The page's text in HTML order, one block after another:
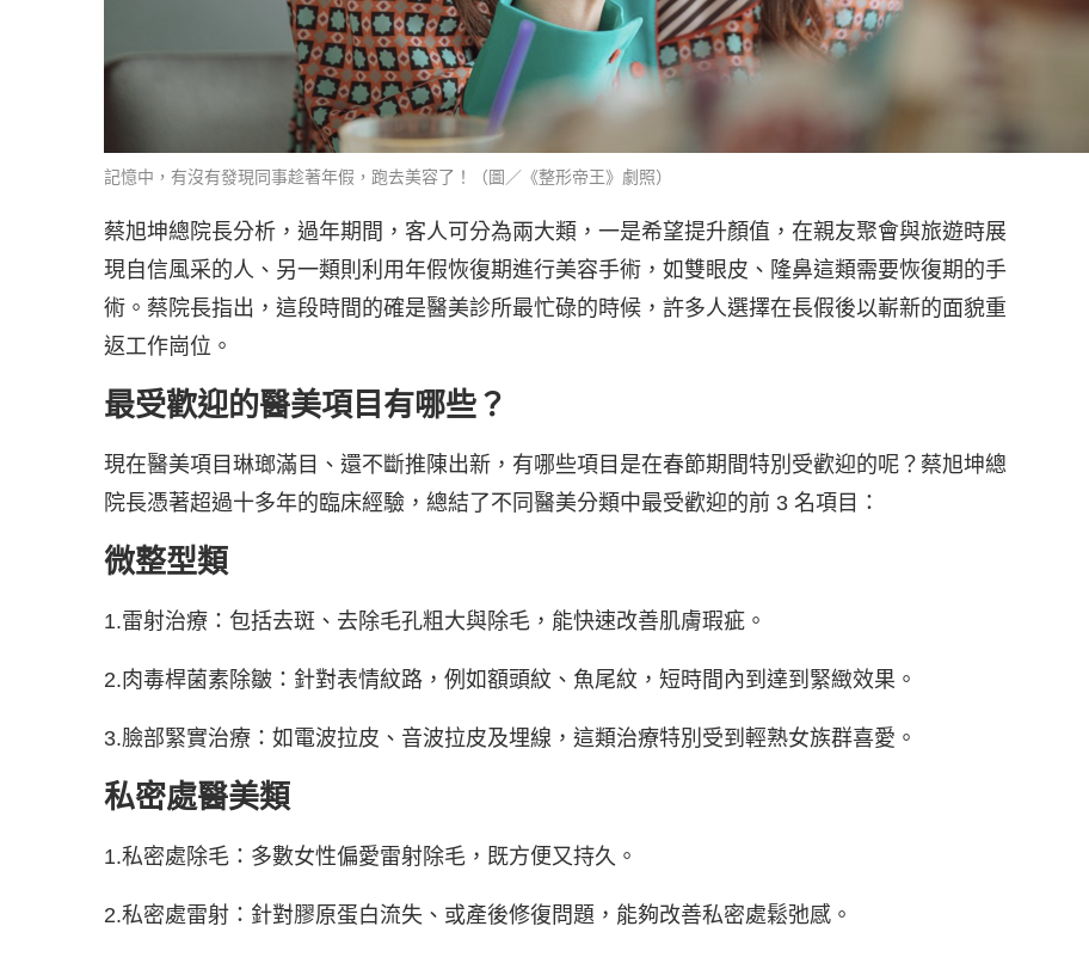
記憶中，有沒有發現同事趁著年假，跑去美容了！（圖／《整形帝王》劇照）
蔡旭坤總院長分析，過年期間，客人可分為兩大類，一是希望提升顏值，在親友聚會與旅遊時展
現自信風采的人、另一類則利用年假恢復期進行美容手術，如雙眼皮、隆鼻這類需要恢復期的手
術。蔡院長指出，這段時間的確是醫美診所最忙碌的時候，許多人選擇在長假後以嶄新的面貌重
返工作崗位。
最受歡迎的醫美項目有哪些？
現在醫美項目琳瑯滿目、還不斷推陳出新，有哪些項目是在春節期間特別受歡迎的呢？蔡旭坤總
院長憑著超過十多年的臨床經驗，總結了不同醫美分類中最受歡迎的前 3 名項目：
微整型類
1.雷射治療：包括去斑、去除毛孔粗大與除毛，能快速改善肌膚瑕疵。
2.肉毒桿菌素除皺：針對表情紋路，例如額頭紋、魚尾紋，短時間內到達到緊緻效果。
3.臉部緊實治療：如電波拉皮、音波拉皮及埋線，這類治療特別受到輕熟女族群喜愛。
私密處醫美類
1.私密處除毛：多數女性偏愛雷射除毛，既方便又持久。
2.私密處雷射：針對膠原蛋白流失、或產後修復問題，能夠改善私密處鬆弛感。